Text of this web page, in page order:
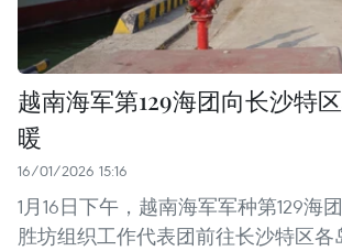
越南海军第129海团向长沙特
暖
16/01/2026 15:16
1月16日下午，越南海军军种第129海
胜坊组织工作代表团前往长沙特区各